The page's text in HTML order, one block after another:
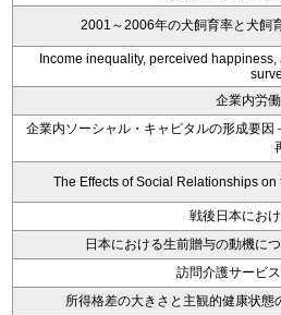
2001～2006年の犬飼育率と犬飼
Income inequality, perceived
企業内労
企業内ソーシャル・キャピタルの形成要
The Effects of Social Relationships
戦後日本にお
日本における生前贈与の動機に
訪問介護サービ
所得格差の大きさと主観的健康状